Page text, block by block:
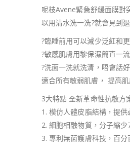
呢枝Avene緊急舒緩面膜
以用清水洗一洗?就會見到
?臨睡前用可以減少泛紅和
?敏感肌膚用黎保濕簡直一
?洗面一洗就洗清，唔會話
適合所有敏弱肌膚， 提高
3大特點 全新革命性抗敏方
1. 模仿人體皮脂結構，提供
2. 細胞相融物質，分子縮
3. 專利無菌護膚科技，百分